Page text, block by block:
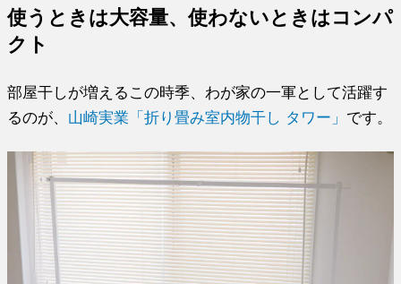
使うときは大容量、使わないときはコンパ
クト
部屋干しが増えるこの時季、わが家の一軍として活躍す
るのが、 山崎実業「折り畳み室内物干し タワー」 です。